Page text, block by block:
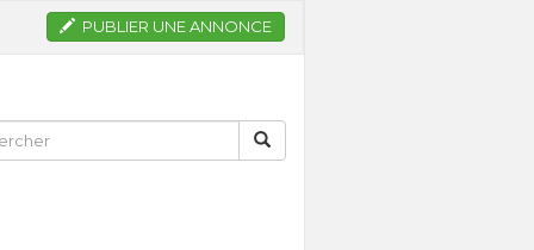
PUBLIER UNE ANNONCE